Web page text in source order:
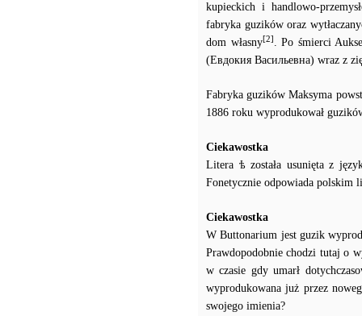
kupieckich i handlowo-
fabryka guzików oraz
dom własny[2] . Po śmierci
(Евдокия Васильевна) wraz z
Fabryka guzików Maksyma
1886 roku wyprodukował
Ciekawostka
Litera ѣ została usunięta z
Fonetycznie odpowiada polskim
Ciekawostka
W Buttonarium jest guzik
Prawdopodobnie chodzi tutaj o
w czasie gdy umarł
wyprodukowana już przez
swojego imienia?